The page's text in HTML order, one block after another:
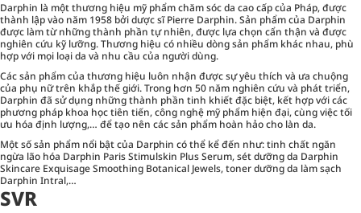
Darphin là một thương hiệu mỹ phẩm chăm sóc da cao cấp của Pháp, được
thành lập vào năm 1958 bởi dược sĩ Pierre Darphin. Sản phẩm của Darphin
được làm từ những thành phần tự nhiên, được lựa chọn cẩn thận và được
nghiên cứu kỹ lưỡng. Thương hiệu có nhiều dòng sản phẩm khác nhau, phù
hợp với mọi loại da và nhu cầu của người dùng.
Các sản phẩm của thương hiệu luôn nhận được sự yêu thích và ưa chuộng
của phụ nữ trên khắp thế giới. Trong hơn 50 năm nghiên cứu và phát triển,
Darphin đã sử dụng những thành phần tinh khiết đặc biệt, kết hợp với các
phương pháp khoa học tiên tiến, công nghệ mỹ phẩm hiện đại, cùng việc tối
ưu hóa định lượng,… để tạo nên các sản phẩm hoàn hảo cho làn da.
Một số sản phẩm nổi bật của Darphin có thể kể đến như: tinh chất ngăn
ngừa lão hóa Darphin Paris Stimulskin Plus Serum, sét dưỡng da Darphin
Skincare Exquisage Smoothing Botanical Jewels, toner dưỡng da làm sạch
Darphin Intral,…
SVR